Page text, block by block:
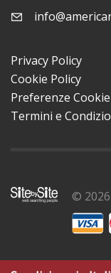
Privacy Policy
Cookie Policy
Preferenze Cookie
Termini e
©